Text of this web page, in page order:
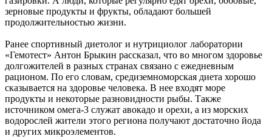
зерновые продукты и фрукты, обладают большей
продолжительностью жизни.
Ранее спортивный диетолог и нутрициолог лаборатории
«Гемотест» Антон Брыкин рассказал, что во многом здоровье
долгожителей в разных странах связано с ежедневным
рационом. По его словам, средиземноморская диета хорошо
сказывается на здоровье человека. В нее входят море
продукты и некоторые разновидности рыбы. Также
источником омега-3 служат авокадо и орехи, а из морских
водорослей жители этого региона получают достаточно йода
и других микроэлементов.